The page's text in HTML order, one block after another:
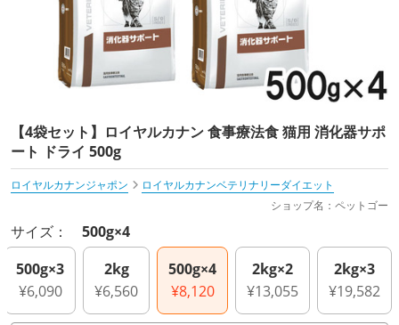
【4袋セット】ロイヤルカナン 食事療法食 猫用 消化器サポ
ート ドライ 500g
ロイヤルカナンジャポン
ロイヤルカナンベテリナリーダイエット
ショップ名：ペットゴー
サイズ： 500g×4
500g×3
¥6,090
2kg
¥6,560
500g×4
¥8,120
2kg×2
¥13,055
2kg×3
¥19,582